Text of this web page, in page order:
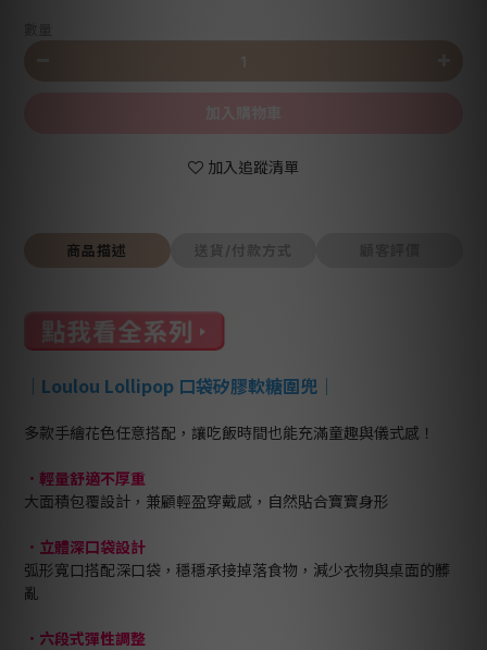
加入追蹤清單
商品描述 送貨/付款方式
｜ Loulou Lollipop 口袋矽膠軟糖圍兜 ｜
多款手繪花色任意搭配，讓吃飯時間也能充滿童趣與儀式感！
． 輕量舒適不厚重
大面積包覆設計，兼顧輕盈穿戴感，自然貼合寶寶身形
． 立體深口袋設計
弧形寬口搭配深口袋，穩穩承接掉落食物，減少衣物與桌面的髒
亂
． 六段式彈性調整